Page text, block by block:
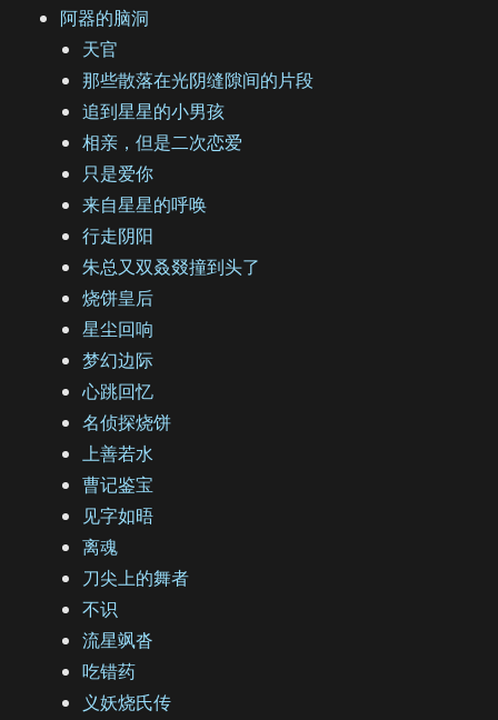
阿器的脑洞
天官
那些散落在光阴缝隙间的片段
追到星星的小男孩
相亲，但是二次恋爱
只是爱你
来自星星的呼唤
行走阴阳
朱总又双叒叕撞到头了
烧饼皇后
星尘回响
梦幻边际
心跳回忆
名侦探烧饼
上善若水
曹记鉴宝
见字如晤
离魂
刀尖上的舞者
不识
流星飒沓
吃错药
义妖烧氏传